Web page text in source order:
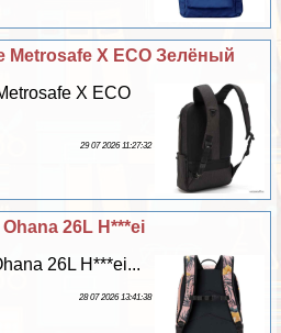
Metrosafe X ECO Зелёный
X ECO
29 07 2026 11:27:32
26L H***ei
26L H***ei...
28 07 2026 13:41:38